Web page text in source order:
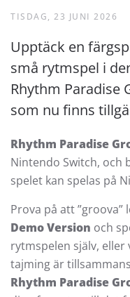
TISDAG, 23 JUNI 2026
Upptäck en
små rytmspel i
Rhythm Paradise
som nu finns
Rhythm Paradise
Nintendo Switch, och
spelet kan spelas på
Prova på att ”groova”
Demo Version och
rytmspelen själv,
tajming är
Rhythm Paradise